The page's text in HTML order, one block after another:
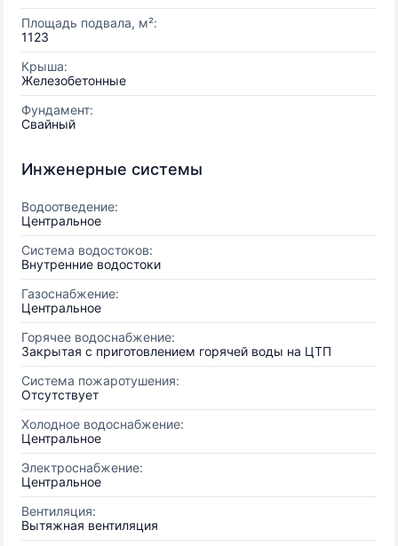
Площадь подвала, м²:
1123
Крыша:
Железобетонные
Фундамент:
Свайный
Инженерные системы
Водоотведение:
Центральное
Система водостоков:
Внутренние водостоки
Газоснабжение:
Центральное
Горячее водоснабжение:
Закрытая с приготовлением горячей воды на ЦТП
Система пожаротушения:
Отсутствует
Холодное водоснабжение:
Центральное
Электроснабжение:
Центральное
Вентиляция:
Вытяжная вентиляция